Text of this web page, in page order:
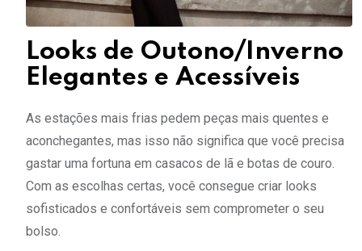
Looks de Outono/Inverno
Elegantes e Acessíveis
As estações mais frias pedem peças mais quentes e
aconchegantes, mas isso não significa que você precisa
gastar uma fortuna em casacos de lã e botas de couro.
Com as escolhas certas, você consegue criar looks
sofisticados e confortáveis sem comprometer o seu
bolso.